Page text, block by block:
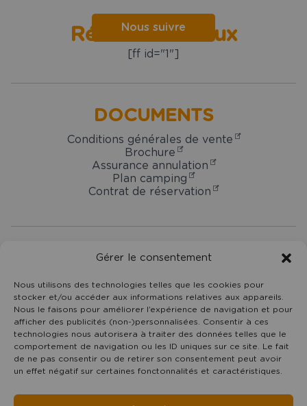
Gérer le consentement
Nous utilisons des technologies telles que les cookies pour
stocker et/ou accéder aux informations relatives aux appareils.
Nous le faisons pour améliorer l’expérience de navigation et pour
afficher des publicités (non-)personnalisées. Consentir à ces
technologies nous autorisera à traiter des données telles que le
comportement de navigation ou les ID uniques sur ce site. Le fait
de ne pas consentir ou de retirer son consentement peut avoir
un effet négatif sur certaines fonctonnalités et caractéristiques.
Réseaux sociaux
[ff id="1"]
Nous suivre
Camping
Oyat
7 rue du Centre - 85800 Le Fenouiller
Vendée Pays de la Loire
02 51 55 11 35
contact@domaineoyat.com
DOCUMENTS
Conditions générales de vente
Brochure
Assurance annulation
Plan camping
Contrat de réservation